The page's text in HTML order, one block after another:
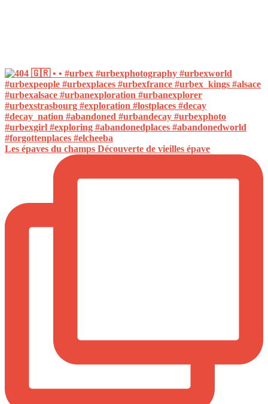
Les épaves du champs Découverte de vieilles épave